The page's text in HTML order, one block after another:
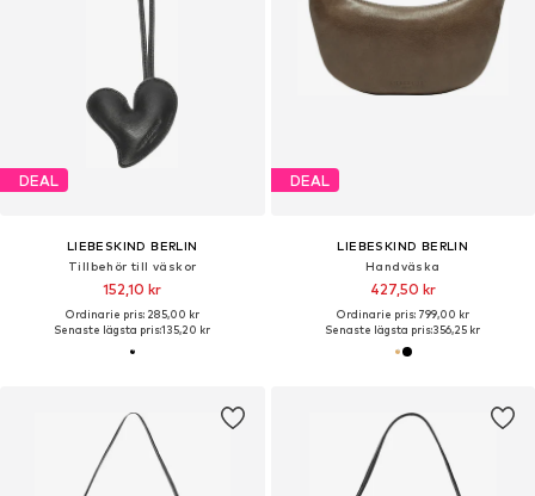
DEAL
LIEBESKIND BERLIN
Tillbehör till väskor
152,10 kr
Ordinarie pris: 285,00 kr
Senaste lägsta pris:135,20 kr
DEAL
LIEBESKIND BERLIN
Handväska
427,50 kr
Ordinarie pris: 799,00 kr
Senaste lägsta pris:356,25 kr